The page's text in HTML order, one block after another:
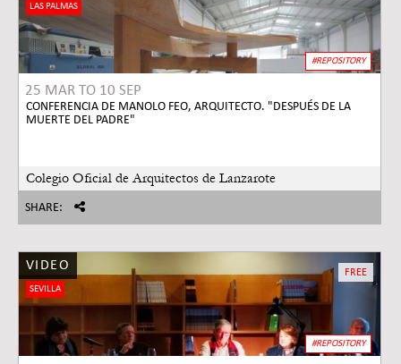
LAS PALMAS
25 MAR TO 10 SEP
CONFERENCIA DE MANOLO FEO, ARQUITECTO. "DESPUÉS DE LA
MUERTE DEL PADRE"
Colegio Oficial de Arquitectos de Lanzarote
#REPOSITORY
SHARE:
VIDEO
SEVILLA
FREE
#REPOSITORY